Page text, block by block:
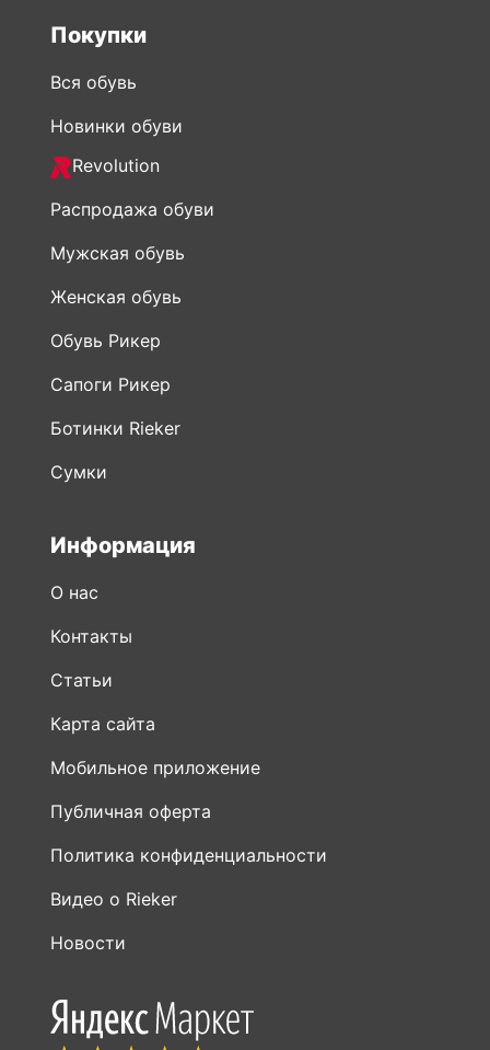
Покупки
Вся обувь
Новинки обуви
Revolution
Распродажа обуви
Мужская обувь
Женская обувь
Обувь Рикер
Сапоги Рикер
Ботинки Rieker
Сумки
Информация
О нас
Контакты
Статьи
Карта сайта
Мобильное приложение
Публичная оферта
Политика конфиденциальности
Видео о Rieker
Новости